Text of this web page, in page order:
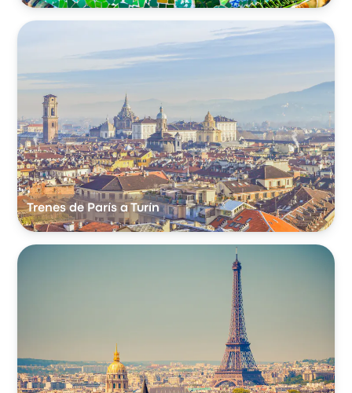
Trenes de París a Turín